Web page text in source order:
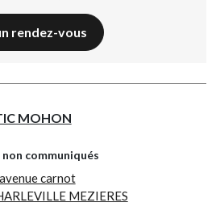
rendez-vous
MOHON
communiqués
carnot
MEZIERES